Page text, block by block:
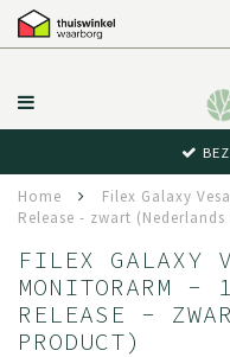
Home
Filex Galaxy
Release - zwart
FILEX GALAXY
MONITORARM -
RELEASE -
PRODUCT)